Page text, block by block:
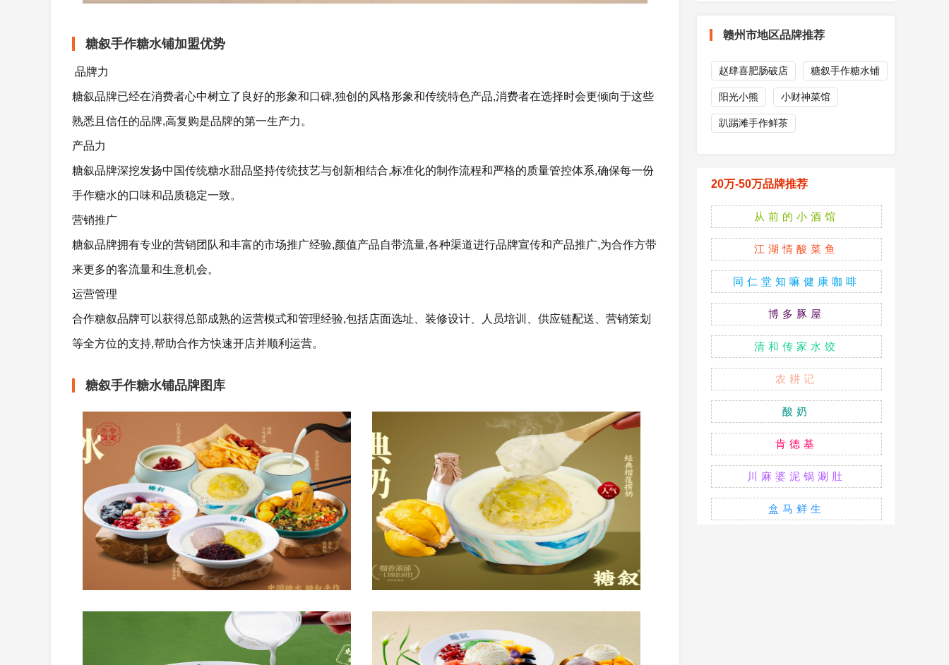
糖叙手作糖水铺加盟优势
品牌力
糖叙品牌已经在消费者心中树立了良好的形象和口碑,独创的风格形象和传统特色产品,消费者在选择时会更倾向于这些
熟悉且信任的品牌,高复购是品牌的第一生产力。
产品力
糖叙品牌深挖发扬中国传统糖水甜品坚持传统技艺与创新相结合,标准化的制作流程和严格的质量管控体系,确保每一份
手作糖水的口味和品质稳定一致。
营销推广
糖叙品牌拥有专业的营销团队和丰富的市场推广经验,颜值产品自带流量,各种渠道进行品牌宣传和产品推广,为合作方带
来更多的客流量和生意机会。
运营管理
合作糖叙品牌可以获得总部成熟的运营模式和管理经验,包括店面选址、装修设计、人员培训、供应链配送、营销策划
等全方位的支持,帮助合作方快速开店并顺利运营。
糖叙手作糖水铺品牌图库
赣州市地区品牌推荐
赵肆喜肥肠破店 糖叙手作糖水铺
阳光小熊 小财神菜馆
趴踢滩手作鲜茶
20万-50万品牌推荐
从前的小酒馆
江湖情酸菜鱼
同仁堂知嘛健康咖啡
博多豚屋
清和传家水饺
农耕记
酸奶
肯德基
川麻婆泥锅涮肚
盒马鲜生